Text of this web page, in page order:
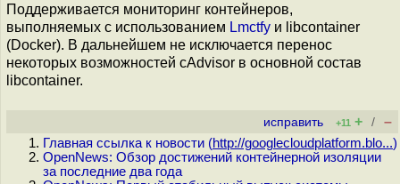
Поддерживается мониторинг контейнеров,
выполняемых с использованием Lmctfy и libcontainer
(Docker). В дальнейшем не исключается перенос
некоторых возможностей cAdvisor в основной состав
libcontainer.
исправить +11 + / –
Главная ссылка к новости (http://googlecloudplatform.blo...)
OpenNews: Обзор достижений контейнерной изоляции
за последние два года